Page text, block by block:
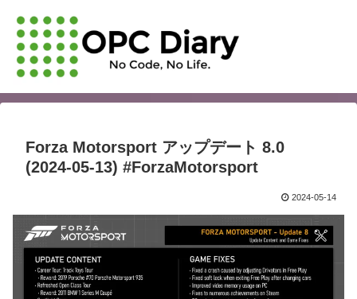
Forza Motorsport アップデート 8.0
(2024-05-13) #ForzaMotorsport
2024-05-14